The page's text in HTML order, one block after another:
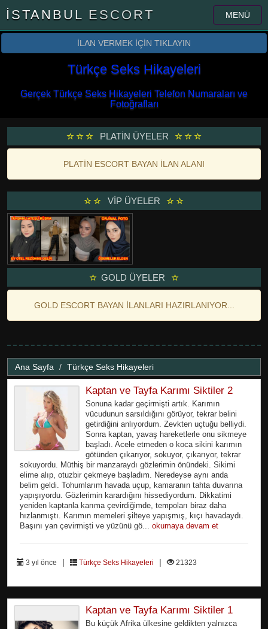
MENÜ
İSTANBUL ESCORT
İLAN VERMEK İÇİN TIKLAYIN
Türkçe Seks Hikayeleri
Gerçek Türkçe Seks Hikayeleri Telefon Numaraları ve
Fotoğrafları
PLATİN ÜYELER
PLATİN ESCORT BAYAN İLAN ALANI
VİP ÜYELER
GOLD ÜYELER
GOLD ESCORT BAYAN İLANLARI HAZIRLANIYOR...
Ana Sayfa Türkçe Seks Hikayeleri
Kaptan ve Tayfa Karımı Siktiler 2
Sonuna kadar geçirmişti artık. Karımın
vücudunun sarsıldığını görüyor, tekrar belini
getirdiğini anlıyordum. Zevkten uçtuğu belliydi.
Sonra kaptan, yavaş hareketlerle onu sikmeye
başladı. Acele etmeden o koca sikini karımın
götünden çıkarıyor, sokuyor, çıkarıyor, tekrar
sokuyordu. Müthiş bir manzaraydı gözlerimin önündeki. Sikimi
elime alıp, otuzbir çekmeye başladım. Neredeyse aynı anda
belim geldi. Tohumlarım havada uçup, kamaranın tahta duvarına
yapışıyordu. Gözlerimin karardığını hissediyordum. Dikkatimi
yeniden kaptanla karıma çevirdiğimde, tempoları biraz daha
hızlanmıştı. Karımın memeleri şilteye yapışmış, kıçı havadaydı.
Başını yan çevirmişti ve yüzünü gö... okumaya devam et
3 yıl önce | Türkçe Seks Hikayeleri | 21323
Kaptan ve Tayfa Karımı Siktiler 1
Bu küçük Afrika ülkesine geldikten yalnızca